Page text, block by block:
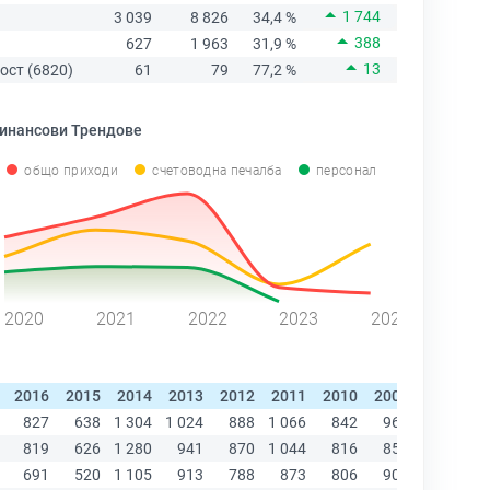
3 039
8 826 34,4 %
1 744
627
1 963 31,9 %
388
(6820)
61 79 77,2 % 13
Трендове
общо приходи счетоводна печалба персонал
2020 2021 2022 2023 2024
2016 2015 2014 2013 2012 2011 2010 2009